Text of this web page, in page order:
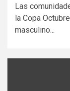
Las
la Copa
masculino...